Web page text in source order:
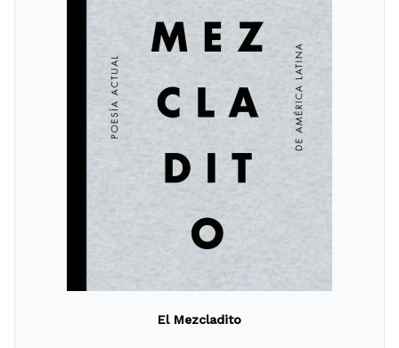
El Mezcladito